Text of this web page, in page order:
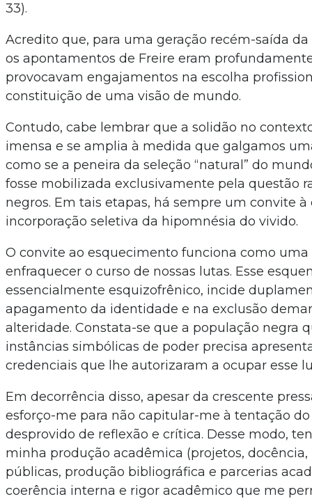
33).
Acredito que, para uma geração recém-saída
os apontamentos de Freire eram
provocavam engajamentos na escolha
constituição de uma visão de mundo.
Contudo, cabe lembrar que a solidão no
imensa e se amplia à medida que galgamos
como se a peneira da seleção “natural” do
fosse mobilizada exclusivamente pela questão
negros. Em tais etapas, há sempre um convite
incorporação seletiva da hipomnésia do vivido.
O convite ao esquecimento funciona como uma
enfraquecer o curso de nossas lutas. Esse
essencialmente esquizofrênico, incide
apagamento da identidade e na exclusão
alteridade. Constata-se que a população negra
instâncias simbólicas de poder precisa
credenciais que lhe autorizaram a ocupar esse
Em decorrência disso, apesar da crescente
esforço-me para não capitular-me à tentação
desprovido de reflexão e crítica. Desse modo,
minha produção acadêmica (projetos, docência,
públicas, produção bibliográfica e parcerias
coerência interna e rigor acadêmico que me